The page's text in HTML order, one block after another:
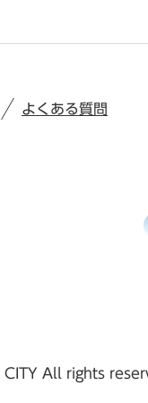
よくある質問
All rights